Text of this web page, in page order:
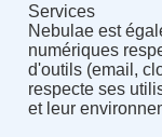
Services
Nebulae est
numériques
d'outils (email,
respecte ses
et leur